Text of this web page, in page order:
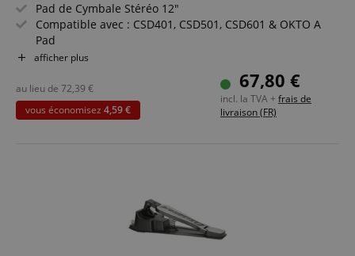
Pad de Cymbale Stéréo 12"
Compatible avec : CSD401, CSD501, CSD601 & OKTO A
Pad
Couleur : Noir
Pack économique incluant un support de cymbale avec
pince et câble audio
afficher plus
67,80 €
incl. la TVA + frais de
livraison (FR)
au lieu de 72,39 €
vous économisez 4,59 €